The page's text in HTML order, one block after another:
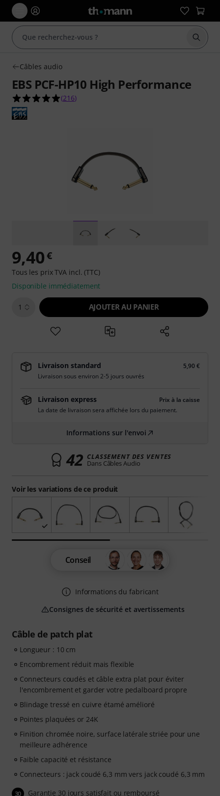
Câbles audio
EBS PCF-HP10 High Performance
4.9 étoiles sur 5 d'après 216 évaluations clients
(216)
Câble de patch plat
Longueur : 10 cm
Encombrement réduit mais flexible
Connecteurs coudés et câble extra plat pour éviter
l'encombrement et garder votre pedalboard propre
Blindage tressé en cuivre étamé amélioré
Pointes plaquées or 24K
Finition chromée noire, surface latérale striée pour une
meilleure adhérence
Faible capacité et résistance
Connecteurs : jack coudé 6,3 mm vers jack coudé 6,3 mm
30 Garantie 30 jours satisfait ou remboursé
Voir les variations de ce produit
9,40€
Tous les prix TVA incl. (TTC)
Disponible immédiatement
1 AJOUTER AU PANIER
Livraison standard
5,90 €
Livraison sous environ 2-5 jours ouvrés
Livraison express
Prix à la caisse
La date de livraison sera affichée lors du paiement.
Informations sur l'envoi
42 CLASSEMENT DES VENTES
Dans Câbles Audio
Conseil
Informations du fabricant
Consignes de sécurité et avertissements